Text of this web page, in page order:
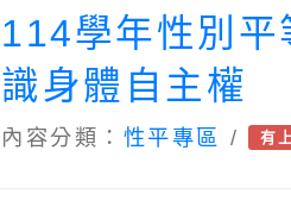
114學年性別
識身體自主權
內容分類： 性平專區 / 有